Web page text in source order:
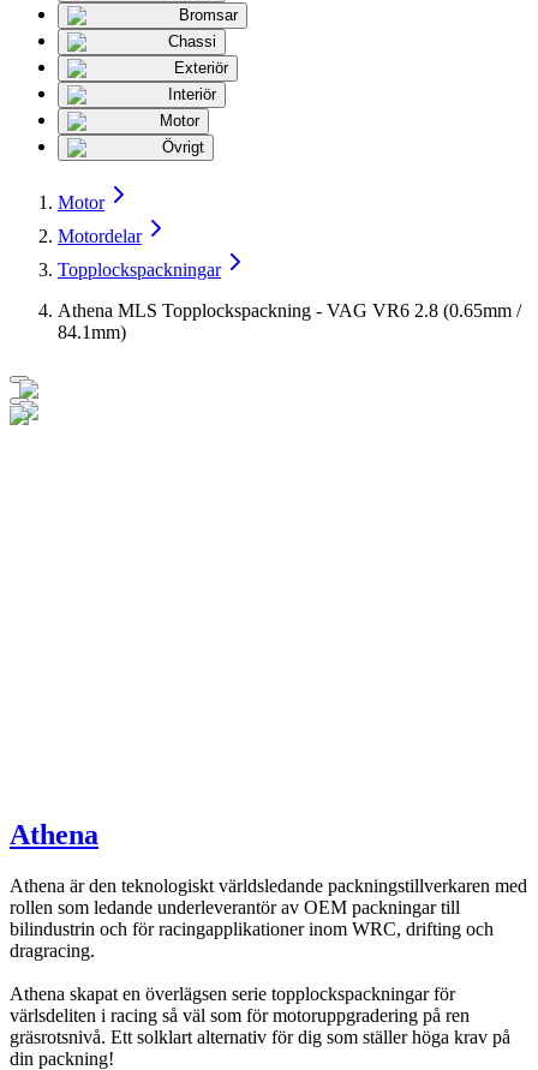
Bromsar
Chassi
Exteriör
Interiör
Motor
Övrigt
Motor
Motordelar
Topplockspackningar
Athena MLS Topplockspackning - VAG VR6 2.8 (0.65mm /
84.1mm)
Athena
Athena är den teknologiskt världsledande packningstillverkaren med
rollen som ledande underleverantör av OEM packningar till
bilindustrin och för racingapplikationer inom WRC, drifting och
dragracing.
Athena skapat en överlägsen serie topplockspackningar för
värlsdeliten i racing så väl som för motoruppgradering på ren
gräsrotsnivå. Ett solklart alternativ för dig som ställer höga krav på
din packning!